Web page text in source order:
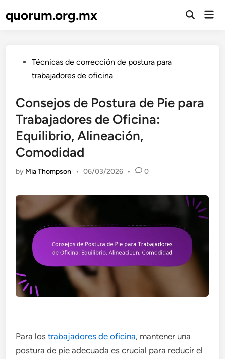
toquorum.org.mx
Open
PostedTécnicas de corrección de postura para
trabajadores de oficina
Consejos de Postura de Pie para
Trabajadores de Oficina:
Equilibrio, Alineación,
Comodidad
by Mia Thompson • 06/03/2026 • 0
Para lostrabajadores de oficina, mantener una
postura de pie adecuada es crucial para reducir el